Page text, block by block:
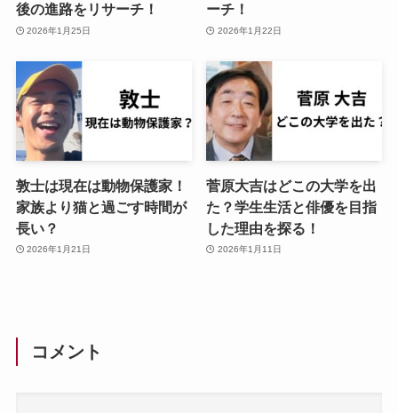
後の進路をリサーチ！
2026年1月25日
ーチ！
2026年1月22日
敦士は現在は動物保護家！
家族より猫と過ごす時間が
長い？
2026年1月21日
菅原大吉はどこの大学を出
た？学生生活と俳優を目指
した理由を探る！
2026年1月11日
コメント